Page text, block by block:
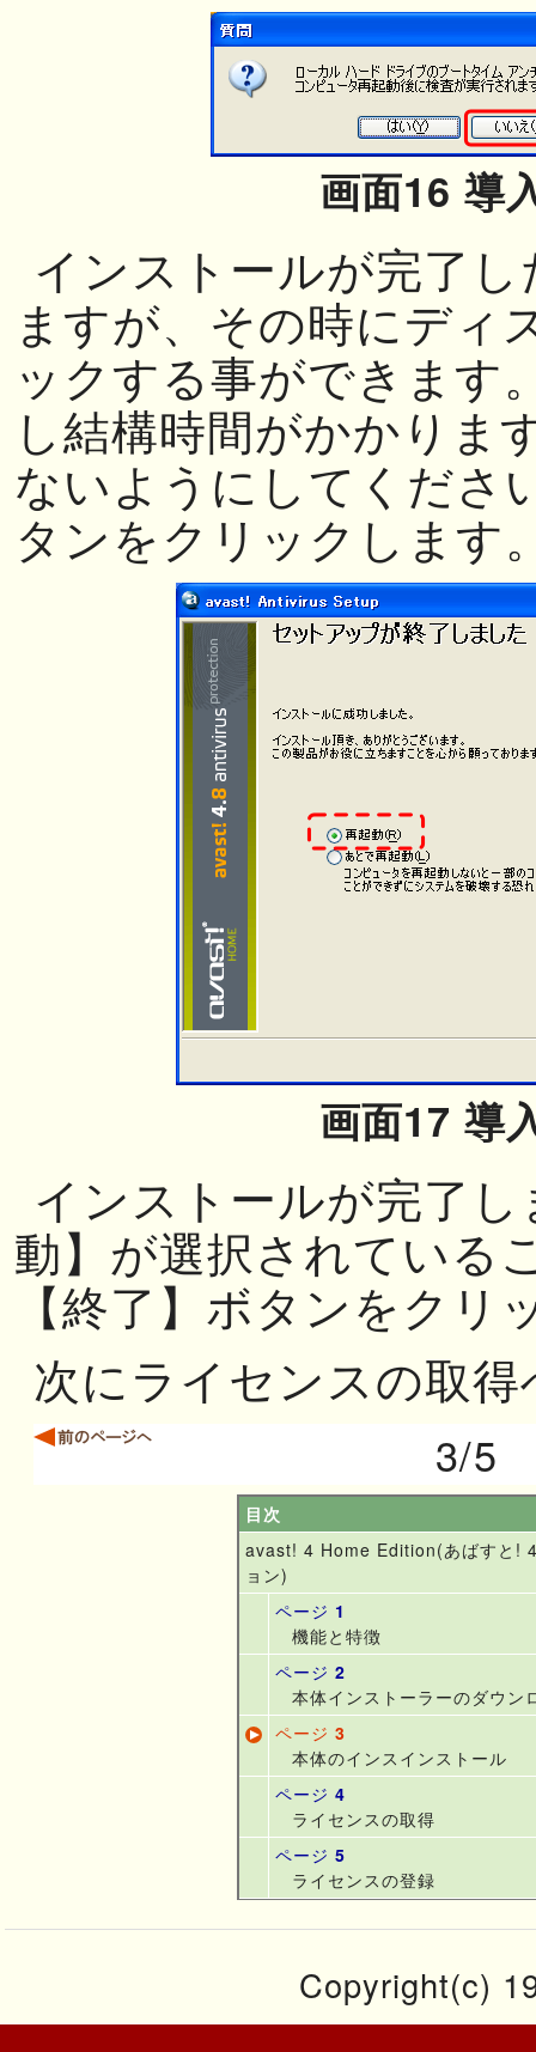
画面16 導
インストールが完了
ますが、その時にディ
ックする事ができます
し結構時間がかかりま
ないようにしてくださ
タンをクリックします
画面17 導
インストールが完了
動】が選択されている
【終了】ボタンをクリ
次にライセンスの取
3/5
目次
avast! 4 Home Edition(あばすと!
ョン)
ページ 1
機能と特徴
ページ2
本体インストーラーのダウン
ページ3
本体のインスインストール
ページ4
ライセンスの取得
ページ5
ライセンスの登録
Copyright(c)